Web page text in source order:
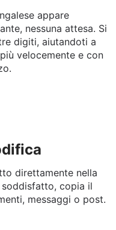
appare
nessuna attesa. Si
digiti, aiutandoti a
direttamente nella